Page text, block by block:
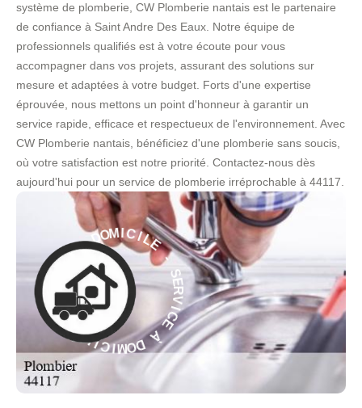
système de plomberie, CW Plomberie nantais est le partenaire
de confiance à Saint Andre Des Eaux. Notre équipe de
professionnels qualifiés est à votre écoute pour vous
accompagner dans vos projets, assurant des solutions sur
mesure et adaptées à votre budget. Forts d'une expertise
éprouvée, nous mettons un point d'honneur à garantir un
service rapide, efficace et respectueux de l'environnement. Avec
CW Plomberie nantais, bénéficiez d'une plomberie sans soucis,
où votre satisfaction est notre priorité. Contactez-nous dès
aujourd'hui pour un service de plomberie irréprochable à 44117.
S
E
R
V
I
E
DOMICILE -
S
E
R
V
I
C
E
À
D
O
M
I
C
I
L
E
-